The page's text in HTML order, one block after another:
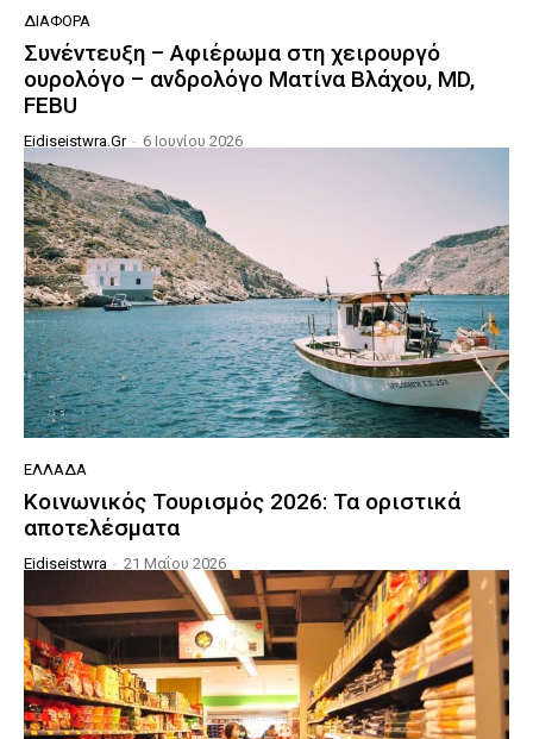
ΔΙΆΦΟΡΑ
Συνέντευξη – Αφιέρωμα στη χειρουργό
ουρολόγο – ανδρολόγο Ματίνα Βλάχου, MD,
FEBU
Eidiseistwra.gr - 6 Ιουνίου 2026
ΕΛΛΆΔΑ
Κοινωνικός Τουρισμός 2026: Τα οριστικά
αποτελέσματα
Eidiseistwra - 21 Μαΐου 2026